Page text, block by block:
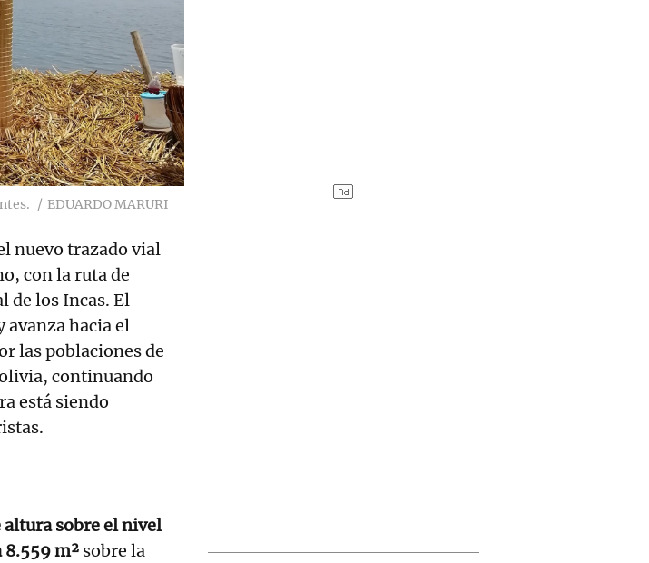
EDUARDO MARURI
nuevo trazado vial
con la ruta de
de los Incas. El
hacia el
las poblaciones de
continuando
está siendo
altura sobre el nivel
8.559 m² sobre la